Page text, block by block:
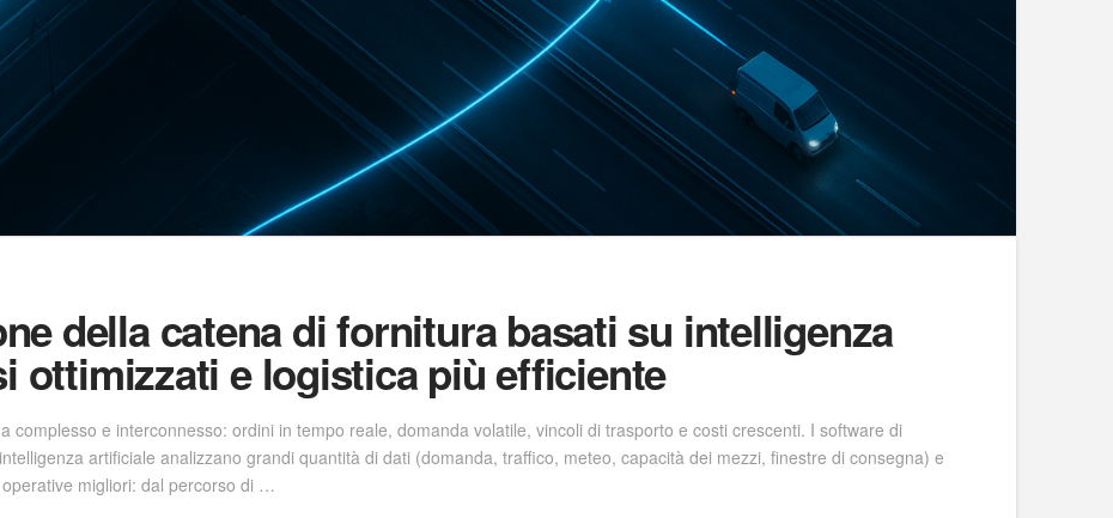
della catena di fornitura basati su intelligenza
ottimizzati e logistica più efficiente
complesso e interconnesso: ordini in tempo reale, domanda volatile, vincoli di trasporto e costi crescenti. I software di
artificiale analizzano grandi quantità di dati (domanda, traffico, meteo, capacità dei mezzi, finestre di consegna) e
migliori: dal percorso di …